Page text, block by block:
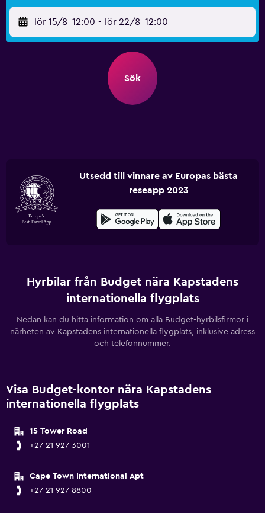
lör 15/8 12:00 - lör 22/8 12:00
Sök
Utsedd till vinnare av Europas bästa
reseapp 2023
Hyrbilar från Budget nära Kapstadens
internationella flygplats
Nedan kan du hitta information om alla Budget-hyrbilsfirmor i
närheten av Kapstadens internationella flygplats, inklusive adress
och telefonnummer.
Visa Budget-kontor nära Kapstadens
internationella flygplats
15 Tower Road
+27 21 927 3001
Cape Town International Apt
+27 21 927 8800